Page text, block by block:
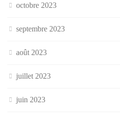
octobre 2023
septembre 2023
août 2023
juillet 2023
juin 2023